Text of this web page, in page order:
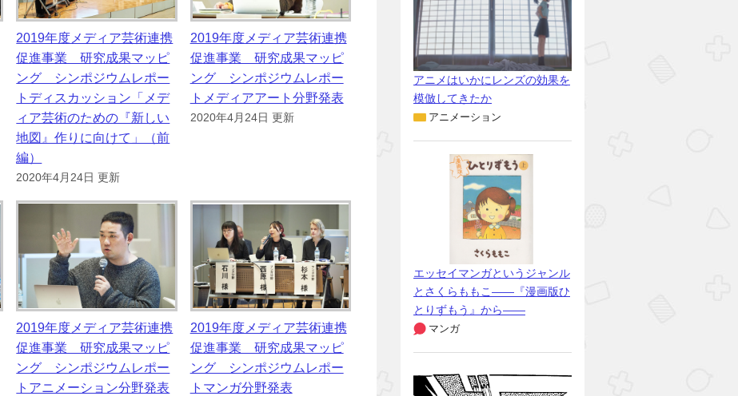
2019年度メディア芸術連携
促進事業 研究成果マッピ
ング シンポジウムレポー
トディスカッション「メデ
ィア芸術のための『新しい
地図』作りに向けて」（前
編）
2020年4月24日 更新
2019年度メディア芸術連携
促進事業 研究成果マッピ
ング シンポジウムレポー
トメディアアート分野発表
2020年4月24日 更新
2019年度メディア芸術連携
促進事業 研究成果マッピ
ング シンポジウムレポー
トアニメーション分野発表
2019年度メディア芸術連携
促進事業 研究成果マッピ
ング シンポジウムレポー
トマンガ分野発表
アニメはいかにレンズの効果を
模倣してきたか
アニメーション
エッセイマンガというジャンル
とさくらももこ――『漫画版ひ
とりずもう』から――
マンガ